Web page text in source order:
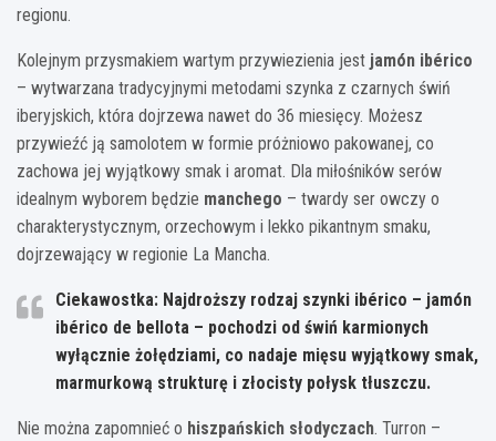
regionu.
Kolejnym przysmakiem wartym przywiezienia jest jamón ibérico
– wytwarzana tradycyjnymi metodami szynka z czarnych świń
iberyjskich, która dojrzewa nawet do 36 miesięcy. Możesz
przywieźć ją samolotem w formie próżniowo pakowanej, co
zachowa jej wyjątkowy smak i aromat. Dla miłośników serów
idealnym wyborem będzie manchego – twardy ser owczy o
charakterystycznym, orzechowym i lekko pikantnym smaku,
dojrzewający w regionie La Mancha.
Ciekawostka: Najdroższy rodzaj szynki ibérico – jamón
ibérico de bellota – pochodzi od świń karmionych
wyłącznie żołędziami, co nadaje mięsu wyjątkowy smak,
marmurkową strukturę i złocisty połysk tłuszczu.
Nie można zapomnieć o hiszpańskich słodyczach. Turron –